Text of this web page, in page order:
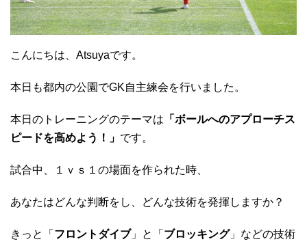
こんにちは、Atsuyaです。
本日も都内の公園でGK自主練会を行いました。
本日のトレーニングのテーマは 「ボールへのアプローチス
ピードを高めよう！」 です。
試合中、１ｖｓ１の場面を作られた時、
あなたはどんな判断をし、どんな技術を発揮しますか？
きっと「 フロントダイブ」と「 ブロッキング」などの技術